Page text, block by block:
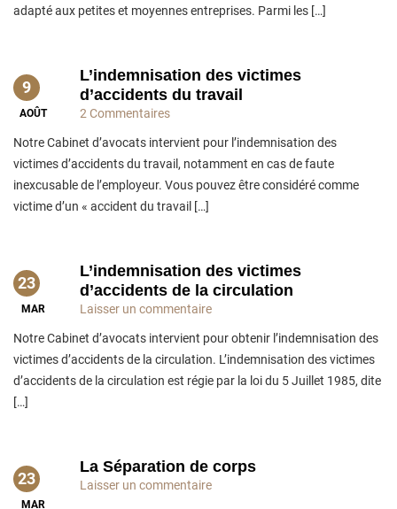
adapté aux petites et moyennes entreprises. Parmi les […]
9
AOÛT
L’indemnisation des victimes
d’accidents du travail
2 Commentaires
Notre Cabinet d’avocats intervient pour l’indemnisation des
victimes d’accidents du travail, notamment en cas de faute
inexcusable de l’employeur. Vous pouvez être considéré comme
victime d’un « accident du travail […]
23
MAR
L’indemnisation des victimes
d’accidents de la circulation
Laisser un commentaire
Notre Cabinet d’avocats intervient pour obtenir l’indemnisation des
victimes d’accidents de la circulation. L’indemnisation des victimes
d’accidents de la circulation est régie par la loi du 5 Juillet 1985, dite
[…]
23
MAR
La Séparation de corps
Laisser un commentaire